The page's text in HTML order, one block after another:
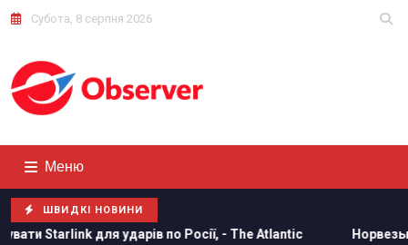
Субота, 8 серпня 2026
Меню
ШВИДКІ НОВИНИ
Росії, - The Atlantic Норвезькі військові навчають